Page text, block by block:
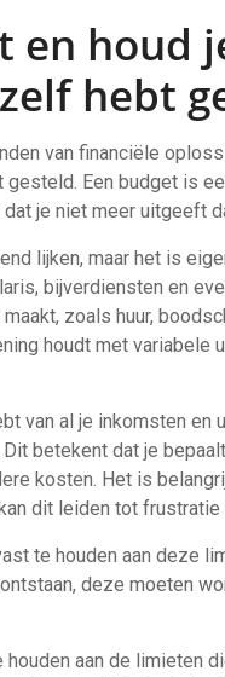
en houd
hebt
van financiële
Een budget is
je niet meer uitgeeft
lijken, maar het is
bijverdiensten en
zoals huur,
houdt met variabele
van al je inkomsten en
betekent dat je
kosten. Het is
dit leiden tot
te houden aan deze
deze moeten
aan de limieten